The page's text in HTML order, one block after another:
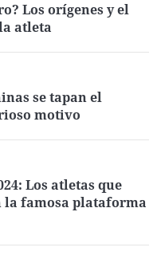
Los orígenes y el
atleta
se tapan el
motivo
Los atletas que
la famosa plataforma